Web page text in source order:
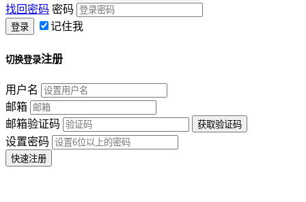
找回密码 密码
记住我
切换登录注册
用户名
邮箱
邮箱验证码
设置密码